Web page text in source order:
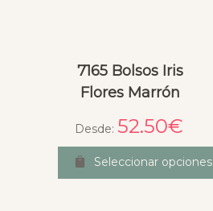
7165 Bolsos Iris
Flores Marrón
Desde: 52.50€
Seleccionar opciones